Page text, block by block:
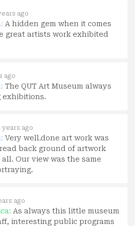
ago
A hidden gem when it comes
great artists work exhibited
ago
The QUT Art Museum always
exhibitions.
years ago
Very well.done art work was
back ground of artwork
Our view was the same
ago
As always this little museum
interesting public programs